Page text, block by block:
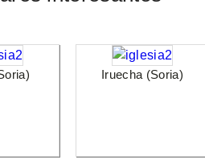
Iruecha (Soria)